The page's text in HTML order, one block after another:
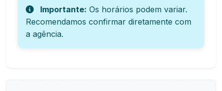
Importante: Os horários podem variar.
Recomendamos confirmar diretamente com
a agência.